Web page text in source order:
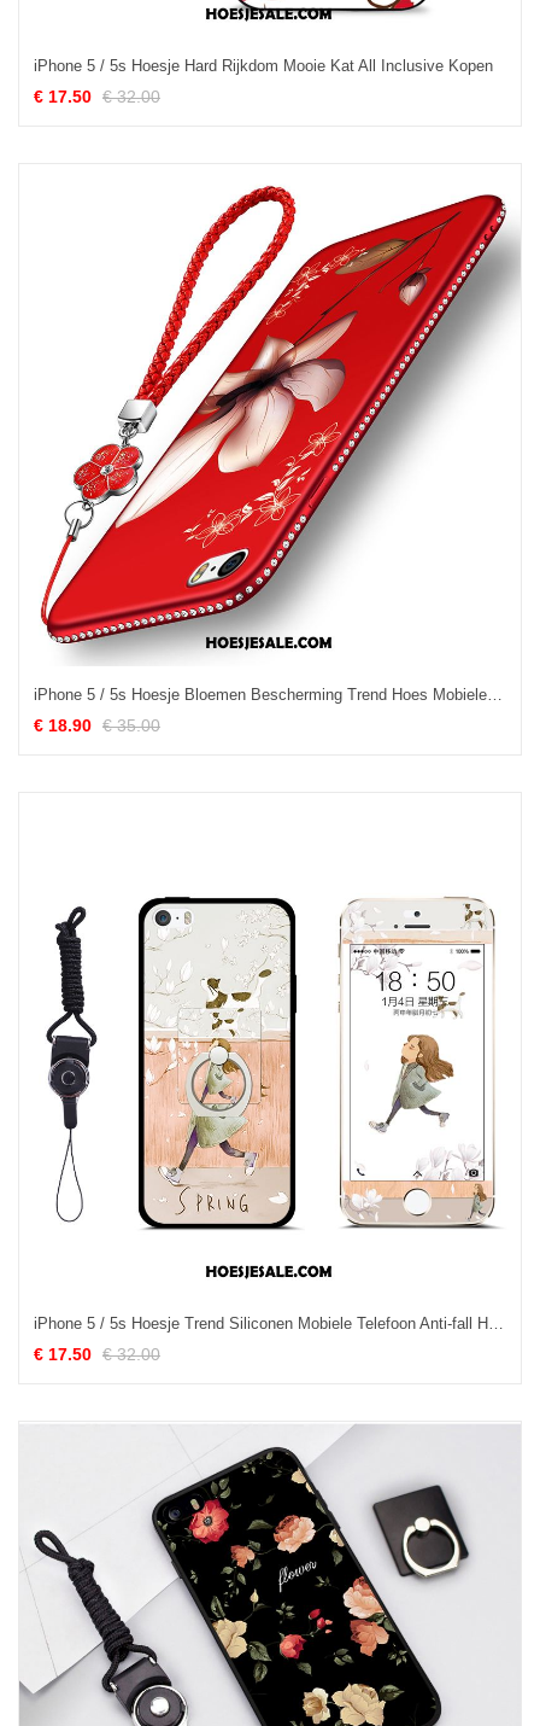
iPhone 5 / 5s Hoesje Hard Rijkdom Mooie Kat All Inclusive Kopen
€ 17.50 € 32.00
iPhone 5 / 5s Hoesje Bloemen Bescherming Trend Hoes Mobiele Telefoon Goedkoop
€ 18.90 € 35.00
iPhone 5 / 5s Hoesje Trend Siliconen Mobiele Telefoon Anti-fall Hanger Goedkoop
€ 17.50 € 32.00